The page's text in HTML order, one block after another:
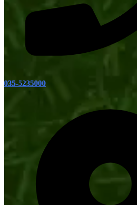
035-5235000